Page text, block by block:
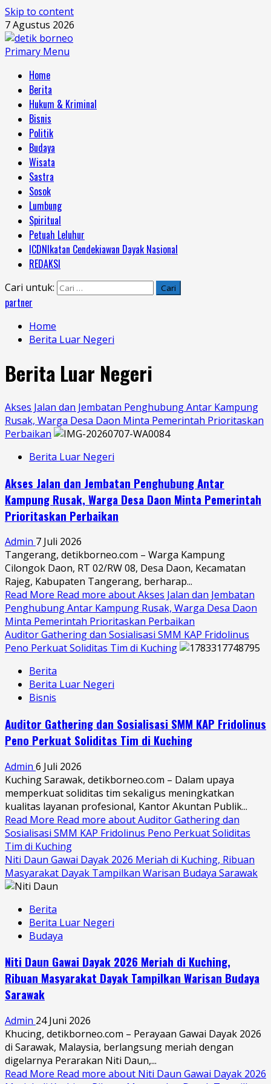
Skip to content
7 Agustus 2026
Primary Menu
Home
Berita
Hukum & Kriminal
Bisnis
Politik
Budaya
Wisata
Sastra
Sosok
Lumbung
Spiritual
Petuah Leluhur
ICDNIkatan Cendekiawan Dayak Nasional
REDAKSI
Cari untuk:
partner
Home
Berita Luar Negeri
Berita Luar Negeri
Akses Jalan dan Jembatan Penghubung Antar Kampung
Rusak, Warga Desa Daon Minta Pemerintah Prioritaskan
Perbaikan
Berita Luar Negeri
Akses Jalan dan Jembatan Penghubung Antar
Kampung Rusak, Warga Desa Daon Minta Pemerintah
Prioritaskan Perbaikan
Admin 7 Juli 2026
Tangerang, detikborneo.com – Warga Kampung
Cilongok Daon, RT 02/RW 08, Desa Daon, Kecamatan
Rajeg, Kabupaten Tangerang, berharap...
Read More Read more about Akses Jalan dan Jembatan
Penghubung Antar Kampung Rusak, Warga Desa Daon
Minta Pemerintah Prioritaskan Perbaikan
Auditor Gathering dan Sosialisasi SMM KAP Fridolinus
Peno Perkuat Soliditas Tim di Kuching
Berita
Berita Luar Negeri
Bisnis
Auditor Gathering dan Sosialisasi SMM KAP Fridolinus
Peno Perkuat Soliditas Tim di Kuching
Admin 6 Juli 2026
Kuching Sarawak, detikborneo.com – Dalam upaya
memperkuat soliditas tim sekaligus meningkatkan
kualitas layanan profesional, Kantor Akuntan Publik...
Read More Read more about Auditor Gathering dan
Sosialisasi SMM KAP Fridolinus Peno Perkuat Soliditas
Tim di Kuching
Niti Daun Gawai Dayak 2026 Meriah di Kuching, Ribuan
Masyarakat Dayak Tampilkan Warisan Budaya Sarawak
Berita
Berita Luar Negeri
Budaya
Niti Daun Gawai Dayak 2026 Meriah di Kuching,
Ribuan Masyarakat Dayak Tampilkan Warisan Budaya
Sarawak
Admin 24 Juni 2026
Khucing, detikborneo.com – Perayaan Gawai Dayak 2026
di Sarawak, Malaysia, berlangsung meriah dengan
digelarnya Perarakan Niti Daun,...
Read More Read more about Niti Daun Gawai Dayak 2026